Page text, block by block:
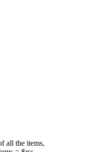
all the items,